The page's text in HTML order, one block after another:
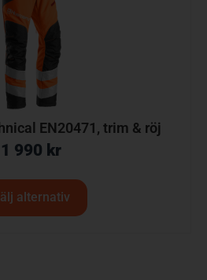
EN20471, trim & röj
1 990 kr
alternativ